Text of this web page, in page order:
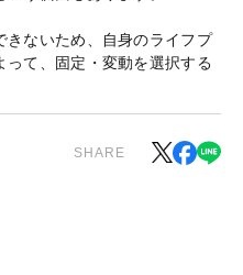
きないため、自身のライフプ
って、固定・変動を選択する
SHARE